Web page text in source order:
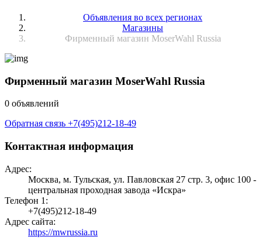
Объявления во всех регионах
Магазины
Фирменный магазин MoserWahl Russia
Фирменный магазин MoserWahl Russia
0 объявлений
Обратная связь +7(495)212-18-49
Контактная информация
Адрес:
Москва, м. Тульская, ул. Павловская 27 стр. 3, офис 100 -
центральная проходная завода «Искра»
Телефон 1:
+7(495)212-18-49
Адрес сайта:
https://mwrussia.ru